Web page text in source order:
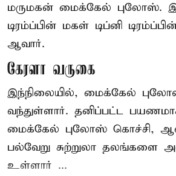
மருமகன் மைக்கேல் புலோஸ்.
டிரம்ப்பின் மகள் டிப்னி
ஆவார்.
கேரளா வருகை
இந்நிலையில், மைக்கேல்
வந்துள்ளார். தனிப்பட்ட
மைக்கேல் புலோஸ் கொச்சி,
பல்வேறு சுற்றுலா தலங்களை
உள்ளார் ...